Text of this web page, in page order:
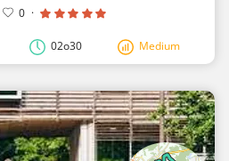
0 ·
02o30 Medium